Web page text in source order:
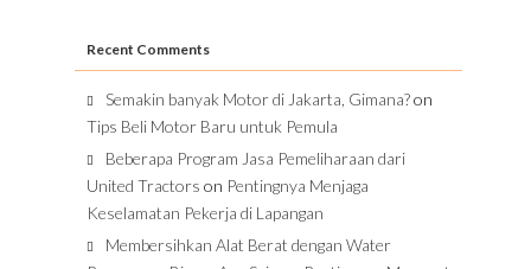
Recent Comments
Semakin banyak Motor di Jakarta, Gimana?on
Tips Beli Motor Baru untuk Pemula
Beberapa Program Jasa Pemeliharaan dari
United Tractors on Pentingnya Menjaga
Keselamatan Pekerja di Lapangan
Membersihkan Alat Berat dengan Water